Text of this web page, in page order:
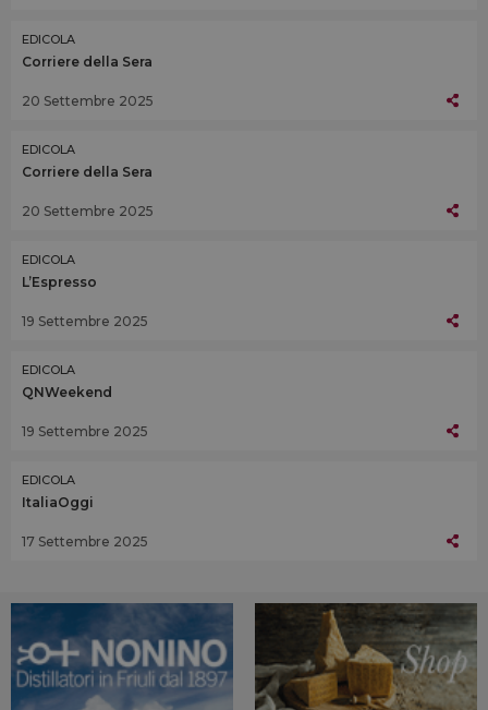
EDICOLA
Corriere della Sera
20 Settembre 2025
EDICOLA
Corriere della Sera
20 Settembre 2025
EDICOLA
L’Espresso
19 Settembre 2025
EDICOLA
QNWeekend
19 Settembre 2025
EDICOLA
ItaliaOggi
17 Settembre 2025